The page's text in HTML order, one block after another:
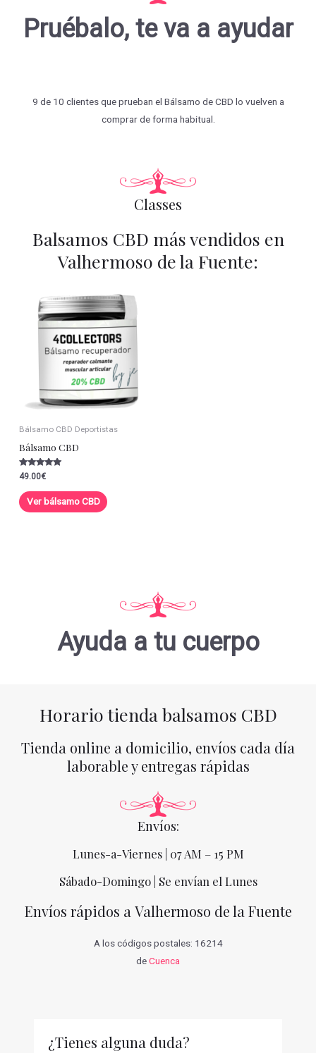
Pruébalo, te va a ayudar
9 de 10 clientes que prueban el Bálsamo de CBD lo vuelven a
comprar de forma habitual.
Classes
Balsamos CBD más vendidos en
Valhermoso de la Fuente:
Bálsamo CBD Deportistas
Bálsamo CBD
Valorado con
5.00
de 5
49.00€
Ver bálsamo CBD
Ayuda a tu cuerpo
Horario tienda balsamos CBD
Tienda online a domicilio, envíos cada día
laborable y entregas rápidas
Envíos:
Lunes-a-Viernes | 07 AM – 15 PM
Sábado-Domingo | Se envían el Lunes
Envíos rápidos a Valhermoso de la Fuente
A los códigos postales: 16214
deCuenca
¿Tienes alguna duda?